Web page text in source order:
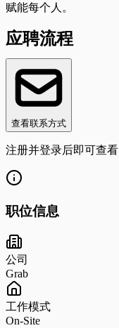
赋能每个人。
应聘流程
查看联系方式
注册并登录后即可查看
职位信息
公司
Grab
工作模式
On-Site